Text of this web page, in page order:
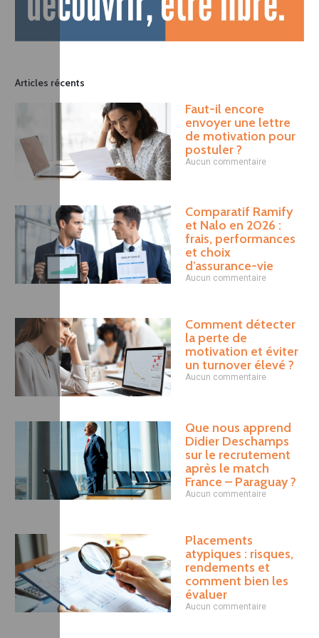
Articles récents
Faut-il encore
envoyer une lettre
de motivation pour
postuler ?
Aucun commentaire
Comparatif Ramify
et Nalo en 2026 :
frais, performances
et choix
d’assurance-vie
Aucun commentaire
Comment détecter
la perte de
motivation et éviter
un turnover élevé ?
Aucun commentaire
Que nous apprend
Didier Deschamps
sur le recrutement
après le match
France – Paraguay ?
Aucun commentaire
Placements
atypiques : risques,
rendements et
comment bien les
évaluer
Aucun commentaire